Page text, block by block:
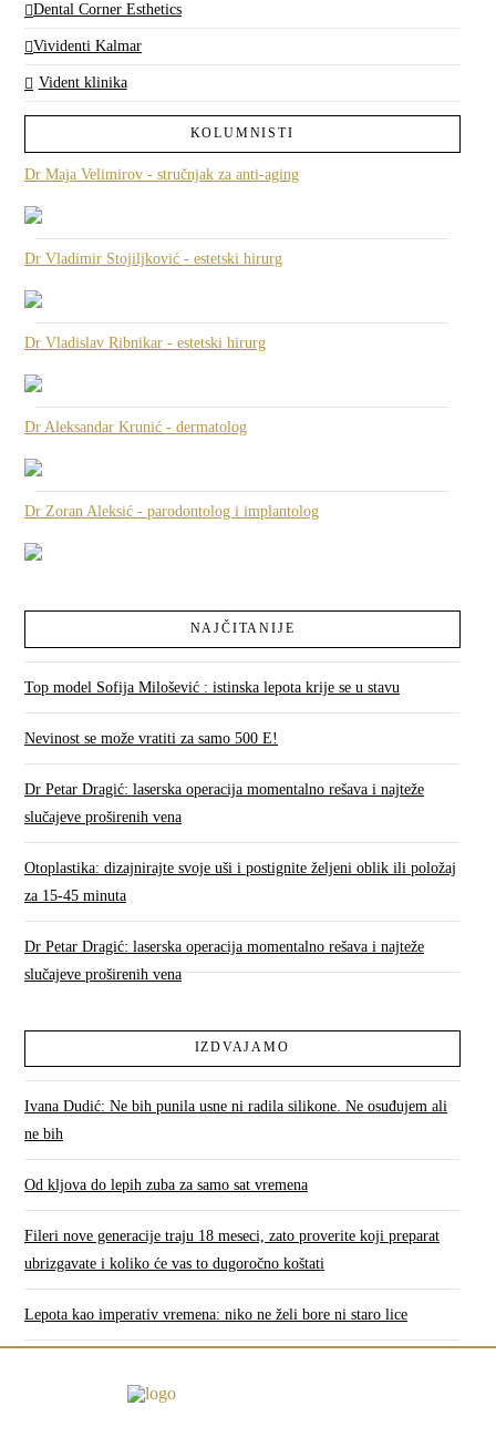
Dental Corner Esthetics
Vividenti Kalmar
Vident klinika
KOLUMNISTI
Dr Maja Velimirov - stručnjak za anti-aging
Dr Vladimir Stojiljković - estetski hirurg
Dr Vladislav Ribnikar - estetski hirurg
Dr Aleksandar Krunić - dermatolog
Dr Zoran Aleksić - parodontolog i implantolog
NAJČITANIJE
Top model Sofija Milošević : istinska lepota krije se u stavu
Nevinost se može vratiti za samo 500 E!
Dr Petar Dragić: laserska operacija momentalno rešava i najteže
slučajeve proširenih vena
Otoplastika: dizajnirajte svoje uši i postignite željeni oblik ili položaj
za 15-45 minuta
Dr Petar Dragić: laserska operacija momentalno rešava i najteže
slučajeve proširenih vena
IZDVAJAMO
Ivana Dudić: Ne bih punila usne ni radila silikone. Ne osuđujem ali
ne bih
Od kljova do lepih zuba za samo sat vremena
Fileri nove generacije traju 18 meseci, zato proverite koji preparat
ubrizgavate i koliko će vas to dugoročno koštati
Lepota kao imperativ vremena: niko ne želi bore ni staro lice